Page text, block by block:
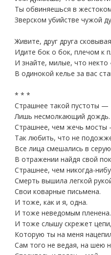
Ты обвиняешься в
Зверском убийстве чужой
Живите, друг друга
Идите бок о бок, плечом к
И знайте, милые, что некто
В одинокой келье за вас
* * *
Страшнее такой пустоты —
Лишь несмолкающий дождь.
Страшнее, чем жечь мосты
Так любить, что не
Все лица смешались в
В отражении найдя свой
Страшнее, чем никогда-
Смерть вышила легкой
Свои коварные письмена.
И тоже, как и я, одна.
И тоже неведомым пленена.
И тоже слышу скрежет цепи,
Которую ты на меня
Сам того не ведая, на шею